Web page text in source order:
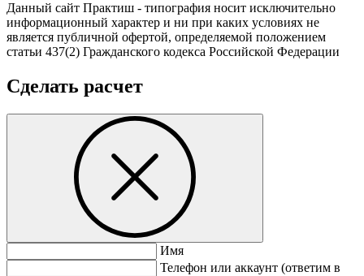
Данный сайт Практиш - типография носит исключительно
информационный характер и ни при каких условиях не
является публичной офертой, определяемой положением
статьи 437(2) Гражданского кодекса Российской Федерации
Сделать расчет
Имя
Телефон или аккаунт (ответим в